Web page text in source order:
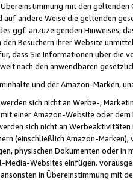
mit den
auf andere Weise die geltenden
ggf. anzuzeigenden Hinweises,
Besuchern Ihrer Website
dass Sie Informationen über die
nach den anwendbaren
und der Amazon-Marken,
sich nicht an Werbe-,
einer Amazon-Website oder
sich nicht an
(einschließlich Amazon-
physischen Dokumenten oder in
Media-Websites einfügen.
in Übereinstimmung mit